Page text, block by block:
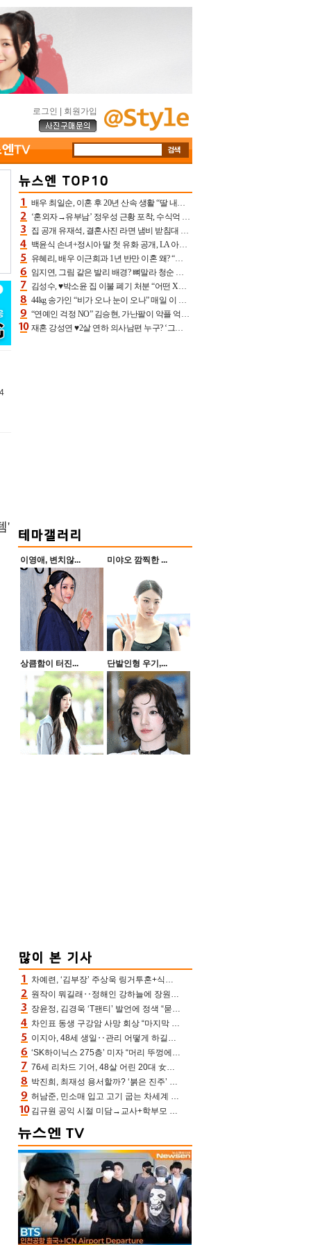
로그인 회원가입
'
배우 최일순, 이혼 후 20년 산속 생활 “딸 내가 버렸다고 원망‥맘 아파”(특종)[어제TV]
‘혼외자→유부남’ 정우성 근황 포착, 수식억 해킹 피해 후배 만났다 “존경하는”
집 공개 유재석, 결혼사진 라면 냄비 받침대 되고 분노‥가족사진도 피해(놀뭐)[어제TV]
백윤식 손녀+정시아 딸 첫 유화 공개, LA 아트쇼→서울국제조각페스타 작가다운 수준급 실력
유혜리, 배우 이근희과 1년 반만 이혼 왜? “식칼 꽂고 의자 던져” 충격 폭로(특종)[어제TV]
임지연, 그림 같은 발리 배경? 뼈말라 청순 비키니 핏에 상대 안 되네
김성수, ♥박소윤 집 이불 폐기 처분 “어떤 X이랑 썼을지 몰라” 질투(신랑수업2)[어제TV]
44kg 송가인 “비가 오나 눈이 오나” 매일 이 운동, 허벅지 근육량 상승+체지방 감소
“연예인 걱정 NO” 김승현, 가난팔이 악플 억울할만‥아내+딸과 日 여행
재혼 강성연 ♥2살 연하 의사남편 누구? ‘그알’ 자문의에 훈남 비주얼 초엘리트 스펙 [종합]
이영애, 변치않... 미야오 깜찍한 ...
상큼함이 터진... 단발인형 우기,...
차예련, ‘김부장’ 주상욱 링거투혼+식스팩 비화 “옷 벗는데 아저씨는 안 된다고”(차장금)
원작이 뭐길래‥정해인 강하늘에 장원영까지 참여한 이 영화
장윤정, 김경욱 ‘T팬티’ 발언에 정색 “묻지 않았는데, 그것도 성희롱”(장공장)
차인표 동생 구강암 사망 회상 “마지막 순간 동생 손 잡아준 신애라, 두고두고 고마워” (신애라이프)
이지아, 48세 생일‥관리 어떻게 하길래 놀라운 동안 미모
‘SK하이닉스 275층’ 미자 “머리 뚜껑에서 사, 주식만 안 해도 돈 버는 것”
76세 리차드 기어, 48살 어린 20대 女배우와 로맨스‥허리 감싼 손 포착[할리우드비하인드]
박진희, 최재성 용서할까? ‘붉은 진주’ 오늘(7일) 결말 나온다
허남준, 민소매 입고 고기 굽는 차세계 실존…영케이도 감탄한 팔근육(공케이)
김규원 공익 시절 미담→교사+학부모 추가 미담 속출 “휠체어 탄 아이와 산책도”[종합]